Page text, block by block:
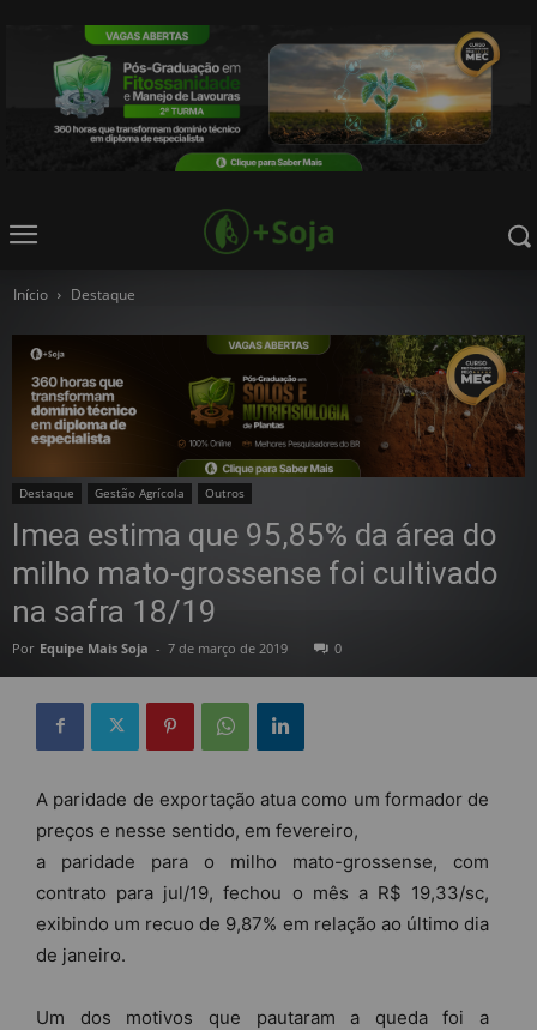
Início Destaque
Destaque Gestão Agrícola Outros
Imea estima que 95,85% da área do
milho mato-grossense foi cultivado
na safra 18/19
Por Equipe Mais Soja - 7 de março de 2019 0
A paridade de exportação atua como um formador de
preços e nesse sentido, em fevereiro,
a paridade para o milho mato-grossense, com
contrato para jul/19, fechou o mês a R$ 19,33/sc,
exibindo um recuo de 9,87% em relação ao último dia
de janeiro.
Um dos motivos que pautaram a queda foi a